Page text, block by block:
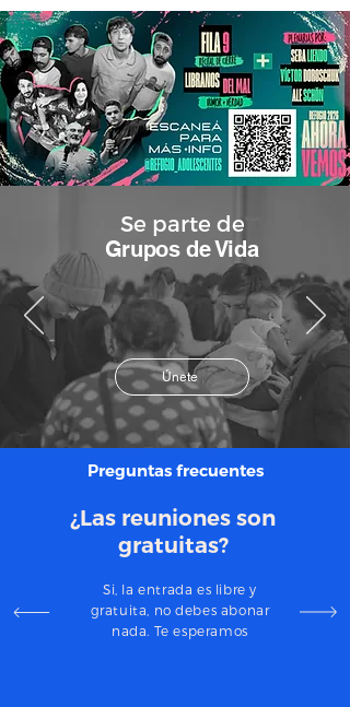
Se parte de
Grupos de Vida
Únete
Preguntas frecuentes
¿Las reuniones son
gratuitas?
Si, la entrada es libre y
gratuita, no debes abonar
nada. Te esperamos